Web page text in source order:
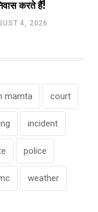
करते हैं!
4, 2026
mamta court
incident
police
weather